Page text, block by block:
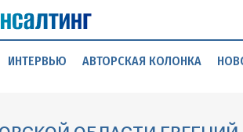
ИНТЕРВЬЮ АВТОРСКАЯ КОЛОНКА